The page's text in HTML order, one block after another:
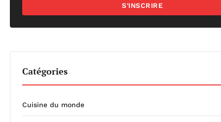
S'INSCRIRE
Catégories
Cuisine du monde